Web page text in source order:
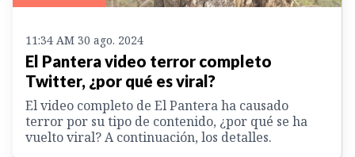
11:34 AM 30 ago. 2024
El Pantera video terror completo
Twitter, ¿por qué es viral?
El video completo de El Pantera ha causado
terror por su tipo de contenido, ¿por qué se ha
vuelto viral? A continuación, los detalles.